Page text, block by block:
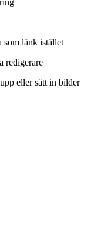
eller sätt in bilder